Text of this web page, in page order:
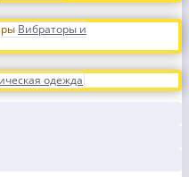
Вибраторы и
одежда